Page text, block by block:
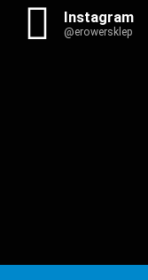
Instagram
@erowersklep